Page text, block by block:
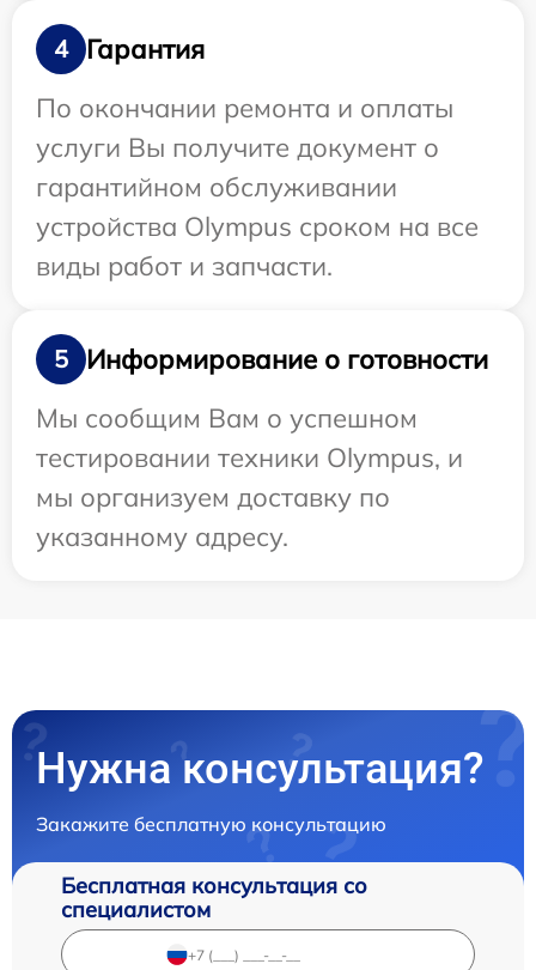
4
Гарантия
По окончании ремонта и оплаты
услуги Вы получите документ о
гарантийном обслуживании
устройства Olympus сроком на все
виды работ и запчасти.
5
Информирование о готовности
Мы сообщим Вам о успешном
тестировании техники Olympus, и
мы организуем доставку по
указанному адресу.
Нужна консультация?
Закажите бесплатную консультацию
Бесплатная консультация со
специалистом